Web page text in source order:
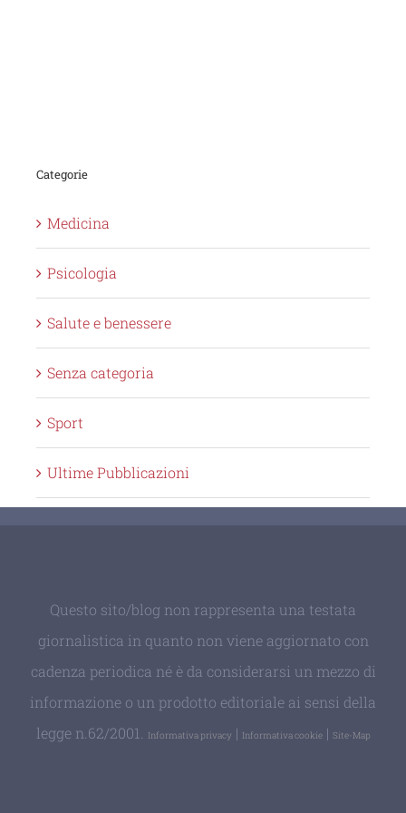
Categorie
Medicina
Psicologia
Salute e benessere
Senza categoria
Sport
Ultime Pubblicazioni
Questo sito/blog non rappresenta una testata
giornalistica in quanto non viene aggiornato con
cadenza periodica né è da considerarsi un mezzo di
informazione o un prodotto editoriale ai sensi della
legge n.62/2001.
Informativa privacy | Informativa cookie| Site-Map